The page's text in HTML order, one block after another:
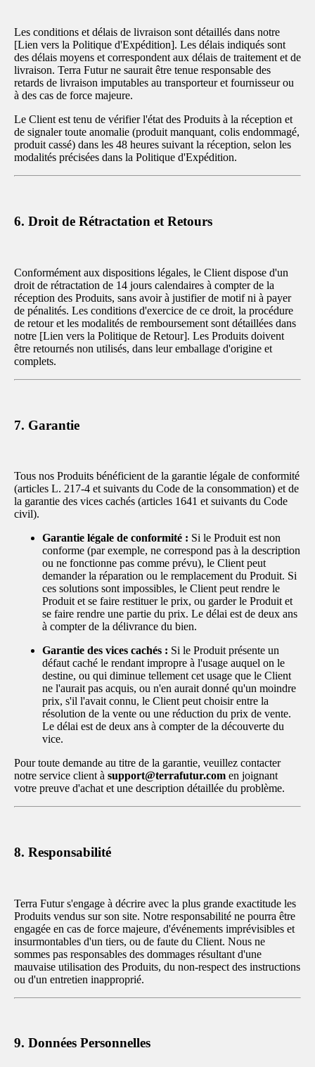
Les conditions et délais de livraison sont détaillés dans notre
[Lien vers la Politique d'Expédition]. Les délais indiqués sont
des délais moyens et correspondent aux délais de traitement et de
livraison. Terra Futur ne saurait être tenue responsable des
retards de livraison imputables au transporteur et fournisseur ou
à des cas de force majeure.
Le Client est tenu de vérifier l'état des Produits à la réception et
de signaler toute anomalie (produit manquant, colis endommagé,
produit cassé) dans les 48 heures suivant la réception, selon les
modalités précisées dans la Politique d'Expédition.
6. Droit de Rétractation et Retours
Conformément aux dispositions légales, le Client dispose d'un
droit de rétractation de 14 jours calendaires à compter de la
réception des Produits, sans avoir à justifier de motif ni à payer
de pénalités. Les conditions d'exercice de ce droit, la procédure
de retour et les modalités de remboursement sont détaillées dans
notre [Lien vers la Politique de Retour]. Les Produits doivent
être retournés non utilisés, dans leur emballage d'origine et
complets.
7. Garantie
Tous nos Produits bénéficient de la garantie légale de conformité
(articles L. 217-4 et suivants du Code de la consommation) et de
la garantie des vices cachés (articles 1641 et suivants du Code
civil).
Garantie légale de conformité : Si le Produit est non
conforme (par exemple, ne correspond pas à la description
ou ne fonctionne pas comme prévu), le Client peut
demander la réparation ou le remplacement du Produit. Si
ces solutions sont impossibles, le Client peut rendre le
Produit et se faire restituer le prix, ou garder le Produit et
se faire rendre une partie du prix. Le délai est de deux ans
à compter de la délivrance du bien.
Garantie des vices cachés : Si le Produit présente un
défaut caché le rendant impropre à l'usage auquel on le
destine, ou qui diminue tellement cet usage que le Client
ne l'aurait pas acquis, ou n'en aurait donné qu'un moindre
prix, s'il l'avait connu, le Client peut choisir entre la
résolution de la vente ou une réduction du prix de vente.
Le délai est de deux ans à compter de la découverte du
vice.
Pour toute demande au titre de la garantie, veuillez contacter
notre service client à support@terrafutur.com en joignant
votre preuve d'achat et une description détaillée du problème.
8. Responsabilité
Terra Futur s'engage à décrire avec la plus grande exactitude les
Produits vendus sur son site. Notre responsabilité ne pourra être
engagée en cas de force majeure, d'événements imprévisibles et
insurmontables d'un tiers, ou de faute du Client. Nous ne
sommes pas responsables des dommages résultant d'une
mauvaise utilisation des Produits, du non-respect des instructions
ou d'un entretien inapproprié.
9. Données Personnelles